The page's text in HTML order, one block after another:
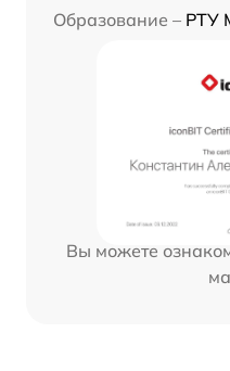
Образование – РТУ
Вы можете